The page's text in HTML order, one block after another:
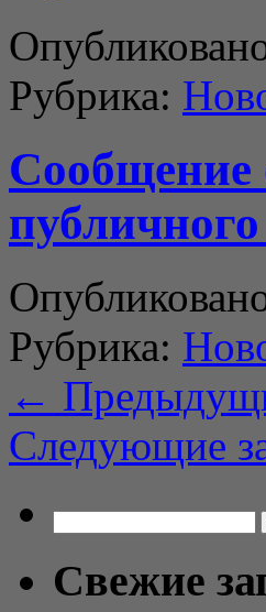
Рубрика:
Сообщение
Рубрика:
←
Следующие
Свежие